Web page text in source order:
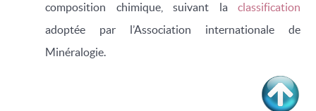
composition chimique, suivant la classification
adoptée par l’Association internationale de
Minéralogie.